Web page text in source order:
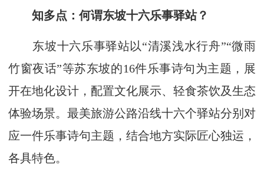
知多点：何谓东坡十六乐事驿站？
东坡十六乐事驿站以“清溪浅水行舟”“微雨
竹窗夜话”等苏东坡的16件乐事诗句为主题，展
开在地化设计，配置文化展示、轻食茶饮及生态
体验场景。最美旅游公路沿线十六个驿站分别对
应一件乐事诗句主题，结合地方实际匠心独运，
各具特色。